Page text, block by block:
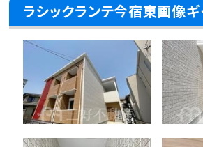
ラシックランテ今宿東画像ギ